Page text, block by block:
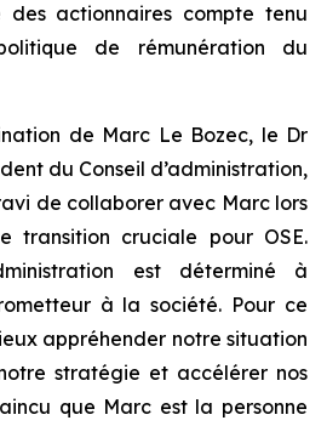
des actionnaires compte tenu
de rémunération du
de Marc Le Bozec, le Dr
du Conseil d’administration,
de collaborer avec Marc lors
transition cruciale pour OSE.
est déterminé à
à la société. Pour ce
appréhender notre situation
stratégie et accélérer nos
que Marc est la personne